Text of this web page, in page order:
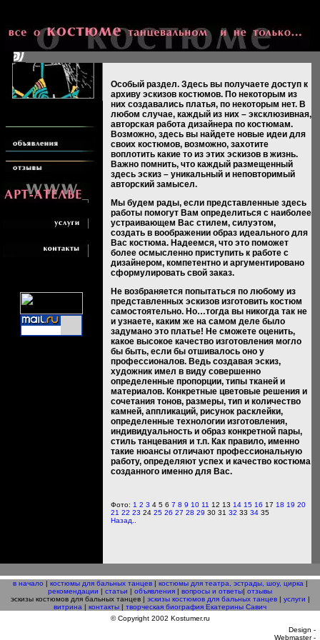
Особый раздел. Здесь вы получаете доступ к
архиву эскизов костюмов. По некоторым из
них создавались платья, по некоторым нет. В
любом случае, каждый из них – эксклюзивная,
авторская работа дизайнера по костюмам.
Возможно, здесь вы найдете новые идеи для
своих костюмов, возможно, захотите
воплотить какие то из этих эскизов в жизнь.
Важно помнить, что каждый размещенный
здесь эскиз – уникальный и неповторимый
авторский замысел.
Мы будем рады, если представленные здесь
работы помогут Вам определиться с наиболее
устраивающем Вас стилем, силуэтом,
создать в воображении образ идеального для
Вас костюма. Надеемся, что это поможет
более осмысленно приступить к работе с
дизайнером, компетентно и аргументировано
сформулировать свой заказ.
Не возбраняется попытаться по любому из
представленных эскизов изготовить костюм
самостоятельно. Но…тогда вы никогда так не
и узнаете, каким же на самом деле было
задумано это платье! Не сможете оценить,
какое высокое качество изготовления могло
бы быть, если бы отшивалось оно у
профессионалов. Ведь создавая эскиз,
художник имел в виду совершенно
определенные пропорции, типы тканей и
материалов. Конкретные цветовые решения и
сочетания тонов, размеры, тип и количество
камней, аппликаций, рисунок расклейки,
определенные технологии изготовления,
индивидуальность и образ конкретной пары,
стиль танцевания и т.п. Как правило, именно
такие нюансы отличают профессиональную
работу, определяют успех и качество костюма
созданного именно для Вас.
Фото: 1 2 3 4 5 6 7 8 9 10 11 12 13 14 15 16 17 18 19 20
21 22 23 24 25 26 27 28 29 30 31 32 33 34 35
Назад..
в начало | костюмы для бальных танцев| костюмы для театра, эстрады, шоу, цирка |
рекомендации | статьи | объявления | вопросы и ответы| отзывы
эскизы костюмов для бальных танцев | эскизы костюмов для бальных танцев| услуги |
витрина | контакты | творческая биография Екатерины Савич
© Copyright 2002 Kostumer.ru
Design -
Webmaster -